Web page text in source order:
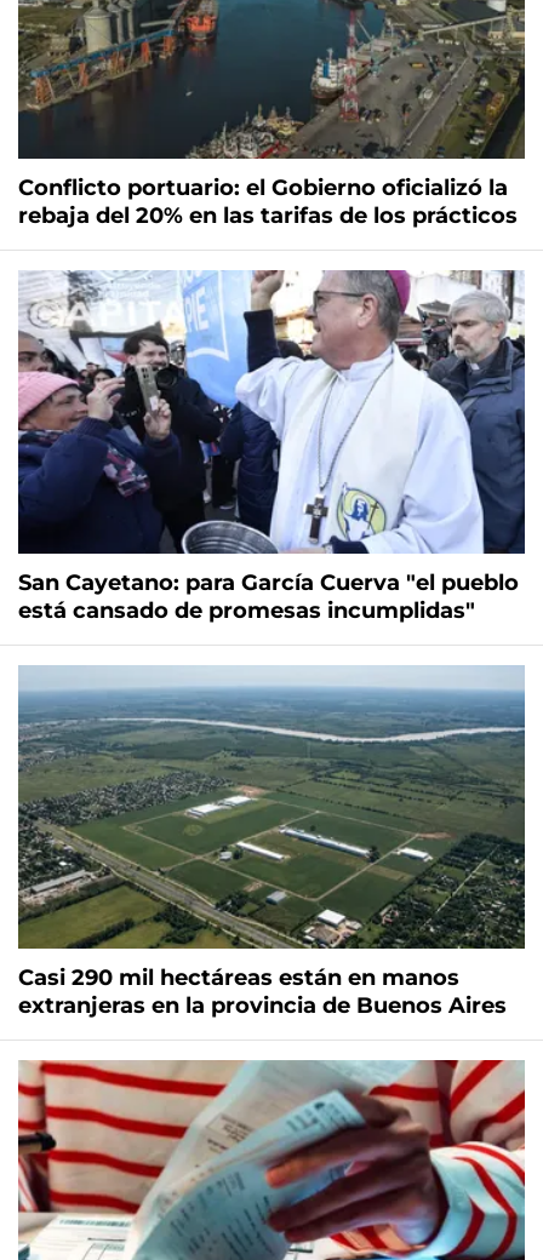
Conflicto portuario: el Gobierno oficializó la
rebaja del 20% en las tarifas de los prácticos
San Cayetano: para García Cuerva "el pueblo
está cansado de promesas incumplidas"
Casi 290 mil hectáreas están en manos
extranjeras en la provincia de Buenos Aires